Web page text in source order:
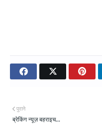
पुराने
ब्रेकिंग न्यूज़ बहराइच...